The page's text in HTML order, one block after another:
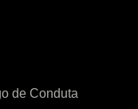
de Conduta